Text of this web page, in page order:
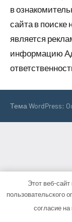
в
сайта в
является
информацию
Тема WordPress:
Этот веб-
пользовательского
согласие